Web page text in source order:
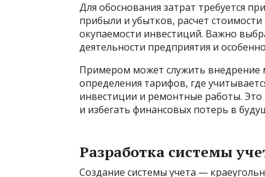
Для обоснования затрат требуется
прибыли и убытков, расчет
окупаемости инвестиций. Важно
деятельности предприятия и
Примером может служить внедрение
определения тарифов, где
инвестиции и ремонтные работы.
и избегать финансовых потерь в
Разработка системы
Создание системы учета —